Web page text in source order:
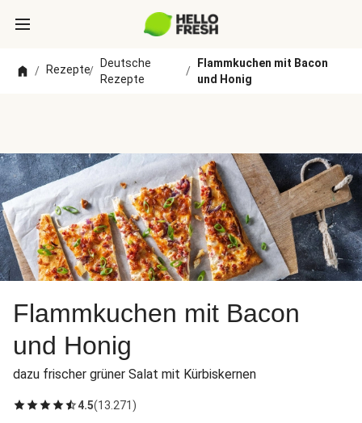
/ Rezepte/
Deutsche
Rezepte
/
Flammkuchen mit Bacon
und Honig
Flammkuchen mit Bacon
und Honig
dazu frischer grüner Salat mit Kürbiskernen
4.5(13.271 )